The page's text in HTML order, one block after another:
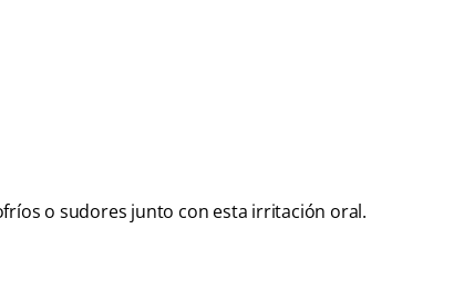
o sudores junto con esta irritación oral.